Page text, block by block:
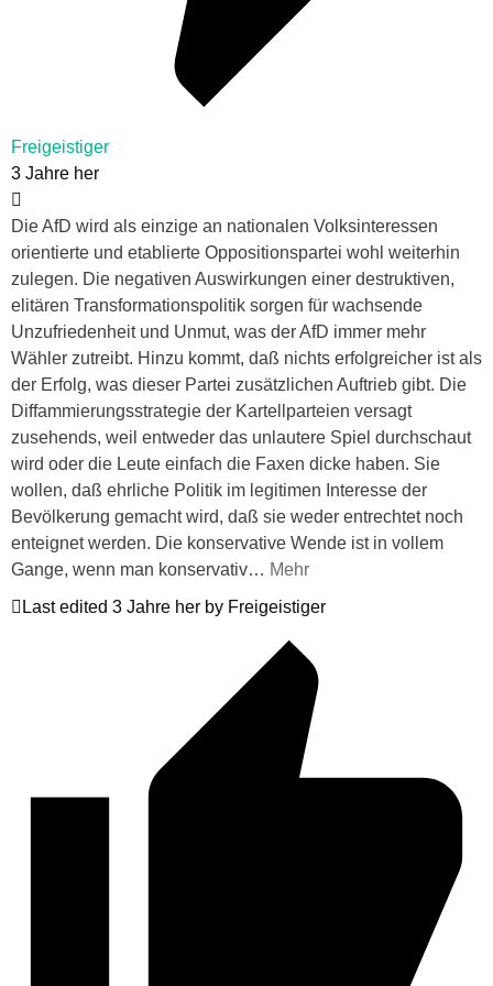
Freigeistiger
3 Jahre her
Die AfD wird als einzige an nationalen Volksinteressen
orientierte und etablierte Oppositionspartei wohl weiterhin
zulegen. Die negativen Auswirkungen einer destruktiven,
elitären Transformationspolitik sorgen für wachsende
Unzufriedenheit und Unmut, was der AfD immer mehr
Wähler zutreibt. Hinzu kommt, daß nichts erfolgreicher ist als
der Erfolg, was dieser Partei zusätzlichen Auftrieb gibt. Die
Diffammierungsstrategie der Kartellparteien versagt
zusehends, weil entweder das unlautere Spiel durchschaut
wird oder die Leute einfach die Faxen dicke haben. Sie
wollen, daß ehrliche Politik im legitimen Interesse der
Bevölkerung gemacht wird, daß sie weder entrechtet noch
enteignet werden. Die konservative Wende ist in vollem
Gange, wenn man konservativ… Mehr
Last edited 3 Jahre her by Freigeistiger